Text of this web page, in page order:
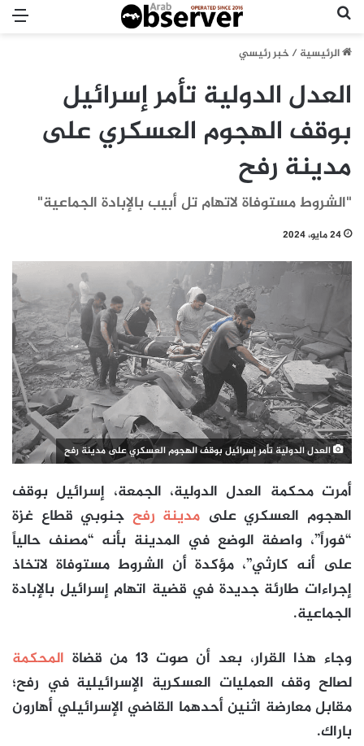
الرئيسية/خبر رئيسي
العدل الدولية تأمر إسرائيل
بوقف الهجوم العسكري على
مدينة رفح
"الشروط مستوفاة لاتهام تل أبيب بالإبادة الجماعية"
24 مايو، 2024
العدل الدولية تأمر إسرائيل بوقف الهجوم العسكري على مدينة رفح
أمرت محكمة العدل الدولية، الجمعة، إسرائيل بوقف
الهجوم العسكري على مدينة رفح جنوبي قطاع غزة
“فوراً”، واصفة الوضع في المدينة بأنه “مصنف حالياً
على أنه كارثي”، مؤكدة أن الشروط مستوفاة لاتخاذ
إجراءات طارئة جديدة في قضية اتهام إسرائيل بالإبادة
الجماعية.
وجاء هذا القرار، بعد أن صوت 13 من قضاة
المحكمة
لصالح وقف العمليات العسكرية الإسرائيلية في رفح؛
مقابل معارضة اثنين أحدهما القاضي الإسرائيلي أهارون
باراك.